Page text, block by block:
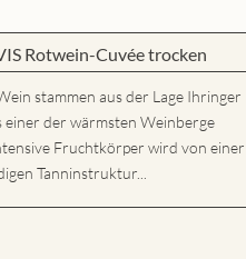
Rotwein-Cuvée trocken
stammen aus der Lage Ihringer
einer der wärmsten Weinberge
Fruchtkörper wird von einer
Tanninstruktur...